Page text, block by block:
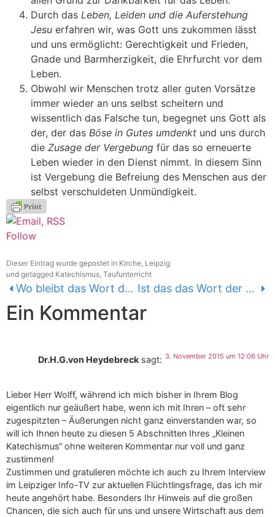
Durch das Leben, Leiden und die Auferstehung
Jesu erfahren wir, was Gott uns zukommen lässt
und uns ermöglicht: Gerechtigkeit und Frieden,
Gnade und Barmherzigkeit, die Ehrfurcht vor dem
Leben.
Obwohl wir Menschen trotz aller guten Vorsätze
immer wieder an uns selbst scheitern und
wissentlich das Falsche tun, begegnet uns Gott als
der, der das Böse in Gutes umdenkt und uns durch
die Zusage der Vergebung für das so erneuerte
Leben wieder in den Dienst nimmt. In diesem Sinn
ist Vergebung die Befreiung des Menschen aus der
selbst verschuldeten Unmündigkeit.
Follow
Dieser Eintrag wurde gepostet in Kirche, Leipzig
und getagged Katechismus, Taufunterricht
Wo bleibt das Wort der Landeskirche? Ist das das Wort der Landeskirche?
Ein Kommentar
Dr.H.G.von Heydebreck sagt: 3. November 2015 um 12:06 Uhr
Lieber Herr Wolff, während ich mich bisher in Ihrem Blog
eigentlich nur geäußert habe, wenn ich mit Ihren – oft sehr
zugespitzten – Äußerungen nicht ganz einverstanden war, so
will ich Ihnen heute zu diesen 5 Abschnitten Ihres „Kleinen
Katechismus“ ohne weiteren Kommentar nur voll und ganz
zustimmen!
Zustimmen und gratulieren möchte ich auch zu Ihrem Interview
im Leipziger Info-TV zur aktuellen Flüchtlingsfrage, das ich mir
heute angehört habe. Besonders Ihr Hinweis auf die großen
Chancen, die sich auch für uns und unsere Wirtschaft aus dem